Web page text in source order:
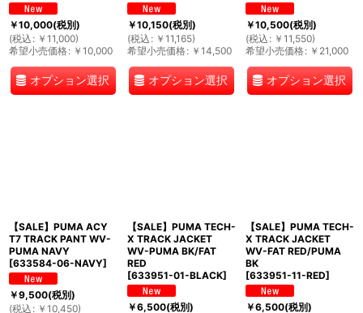
￥10,000(税別)
(税込 : ￥ 11,000)
希望小売価格: ￥ 10,000
オプション選択
￥10,150(税別)
(税込 : ￥ 11,165)
希望小売価格: ￥ 14,500
オプション選択
￥10,500(税別)
(税込 : ￥ 11,550)
希望小売価格: ￥ 21,000
オプション選択
【SALE】PUMA ACY
T7 TRACK PANT WV-
PUMA NAVY
[633584-06-NAVY]
￥9,500(税別)
(税込 : ￥ 10,450)
【SALE】PUMA TECH-
X TRACK JACKET
WV-PUMA BK/FAT
RED
[633951-01-BLACK]
￥6,500(税別)
【SALE】PUMA TECH-
X TRACK JACKET
WV-FAT RED/PUMA
BK
[633951-11-RED]
￥6,500(税別)